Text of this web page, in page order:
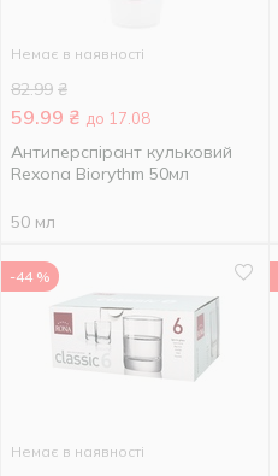
Немає в наявності
82.99 ₴
59.99 ₴ до 17.08
Антиперспірант кульковий
Rexona Biorythm 50мл
50 мл
-44 %
Немає в наявності